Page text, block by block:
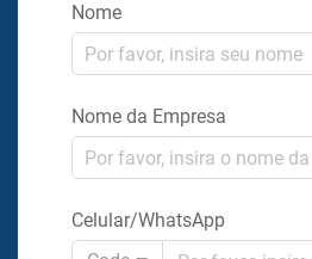
Nome
Nome da Empresa
Celular/WhatsApp